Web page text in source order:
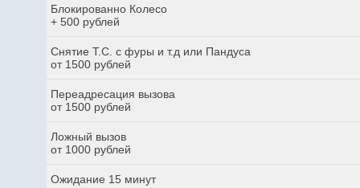
Блокированно Колесо
+ 500 рублей
Снятие Т.С. с фуры и т.д или Пандуса
от 1500 рублей
Переадресация вызова
от 1500 рублей
Ложный вызов
от 1000 рублей
Ожидание 15 минут